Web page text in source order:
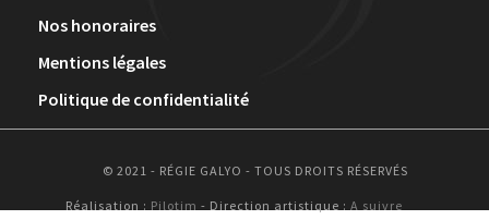
Nos honoraires
Mentions légales
Politique de confidentialité
© 2021 - RÉGIE GALYO - TOUS DROITS RÉSERVÉS
Réalisation : Pilotim - Direction artistique : A suivre